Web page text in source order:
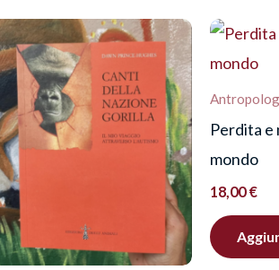
ai femminismi.
una recensione.
Perdita e
mondo
18,00€